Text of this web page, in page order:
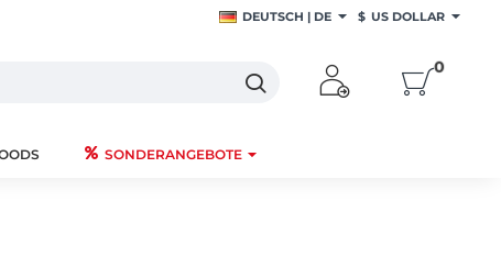
DEUTSCH | DE $ US DOLLAR
0
SONDERANGEBOTE